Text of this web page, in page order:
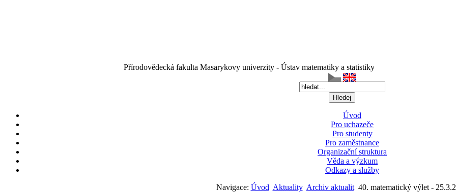
Přírodovědecká fakulta Masarykovy univerzity - Ústav matematiky a statistiky
Úvod
Pro uchazeče
Pro studenty
Pro zaměstnance
Organizační struktura
Věda a výzkum
Odkazy a služby
Navigace: Úvod Aktuality Archiv aktualit 40. matematický výlet -